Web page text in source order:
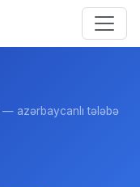
— azərbaycanlı tələbə